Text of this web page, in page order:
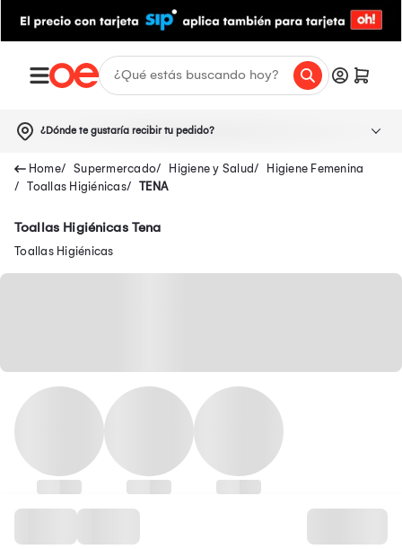
¿Dónde te gustaría recibir tu pedido?
Supermercado Higiene y Salud
Higiene Femenina
Toallas Higiénicas
TENA
Toallas Higiénicas Tena
Toallas Higiénicas